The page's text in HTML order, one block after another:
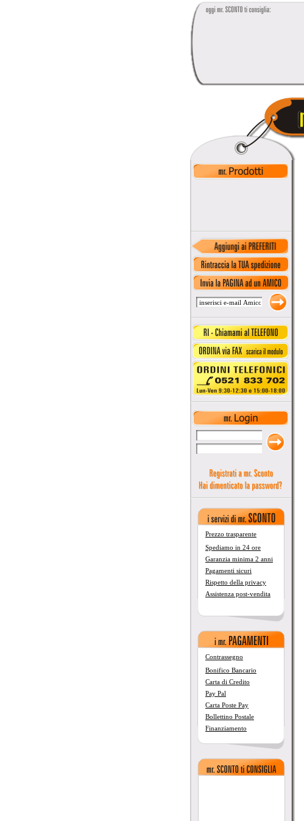
Prezzo trasparente
Spediamo in 24 ore
Garanzia minima 2 anni
Pagamenti sicuri
Rispetto della privacy
Assistenza post-vendita
Contrassegno
Bonifico Bancario
Carta di Credito
Pay Pal
Carta Poste Pay
Bollettino Postale
Finanziamento